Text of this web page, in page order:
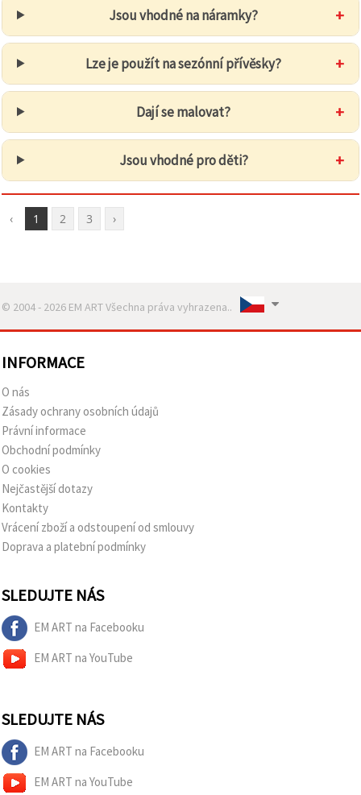
Jsou vhodné na náramky? +
Lze je použít na sezónní přívěsky? +
Dají se malovat? +
Jsou vhodné pro děti? +
‹ 1 2 3 ›
© 2004 - 2026 EM ART Všechna práva vyhrazena..
INFORMACE
O nás
Zásady ochrany osobních údajů
Právní informace
Obchodní podmínky
O cookies
Nejčastější dotazy
Kontakty
Vrácení zboží a odstoupení od smlouvy
Doprava a platební podmínky
SLEDUJTE NÁS
EM ART na Facebooku
EM ART na YouTube
SLEDUJTE NÁS
EM ART na Facebooku
EM ART na YouTube